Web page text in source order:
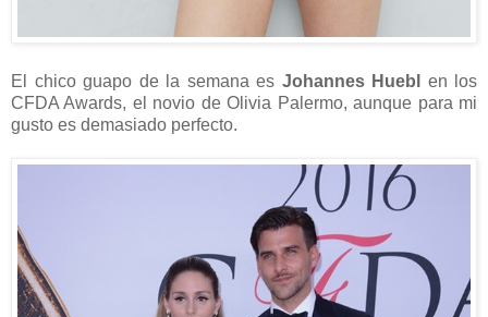
El chico guapo de la semana es Johannes Huebl
en los
CFDA Awards, el novio de Olivia Palermo, aunque para mi
gusto es demasiado perfecto.